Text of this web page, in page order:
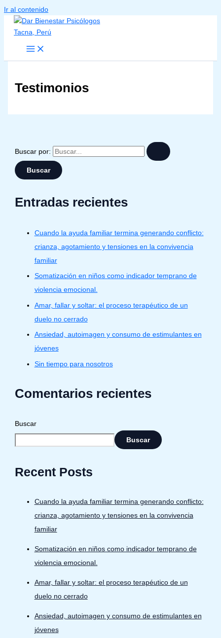
Ir al contenido
Testimonios
Buscar por:
Entradas recientes
Cuando la ayuda familiar termina generando conflicto:
crianza, agotamiento y tensiones en la convivencia
familiar
Somatización en niños como indicador temprano de
violencia emocional.
Amar, fallar y soltar: el proceso terapéutico de un
duelo no cerrado
Ansiedad, autoimagen y consumo de estimulantes en
jóvenes
Sin tiempo para nosotros
Comentarios recientes
Buscar
Buscar
Recent Posts
Cuando la ayuda familiar termina generando conflicto:
crianza, agotamiento y tensiones en la convivencia
familiar
Somatización en niños como indicador temprano de
violencia emocional.
Amar, fallar y soltar: el proceso terapéutico de un
duelo no cerrado
Ansiedad, autoimagen y consumo de estimulantes en
jóvenes